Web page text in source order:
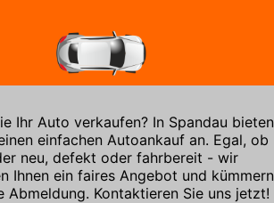
Ihr Auto verkaufen? In Spandau bieten
einfachen Autoankauf an. Egal, ob
neu, defekt oder fahrbereit - wir
Ihnen ein faires Angebot und kümmern
Abmeldung. Kontaktieren Sie uns jetzt!